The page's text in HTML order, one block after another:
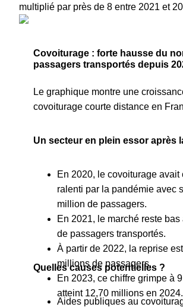
multiplié par près de 8 entre 2021 et
Covoiturage : forte hausse du
passagers transportés depuis
Le graphique montre une
covoiturage courte distance en
Un secteur en plein essor après
En 2020, le covoiturage avait
ralenti par la pandémie avec
million de passagers.
En 2021, le marché reste
de passagers transportés.
À partir de 2022, la reprise
millions de passagers.
En 2023, ce chiffre grimpe à
atteint 12,70 millions en 2024.
Quelles causes potentielles ?
Aides publiques au